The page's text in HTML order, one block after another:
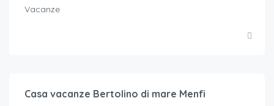
Vacanze
Casa vacanze Bertolino di mare Menfi